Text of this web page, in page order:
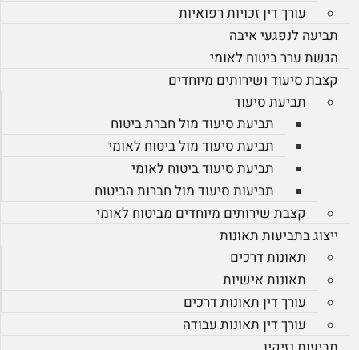
עורך דין זכויות רפואיות
תביעה לנפגעי איבה
הגשת ערר ביטוח לאומי
קצבת סיעוד ושירותים מיוחדים
תביעת סיעוד
תביעת סיעוד מול חברת ביטוח
תביעת סיעוד מול ביטוח לאומי
תביעת סיעוד ביטוח לאומי
תביעות סיעוד מול חברות הביטוח
קצבת שירותים מיוחדים מביטוח לאומי
ייצוג בתביעות תאונות
תאונות דרכים
תאונות אישיות
עורך דין תאונות דרכים
עורך דין תאונות עבודה